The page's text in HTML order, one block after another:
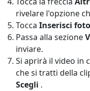
rivelare l'opzione
Tocca Inserisci
Passa alla sezione
inviare.
Si aprirà il video in
che si tratti della
Scegli .